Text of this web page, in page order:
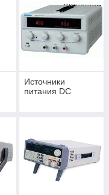
Источники
питания DC